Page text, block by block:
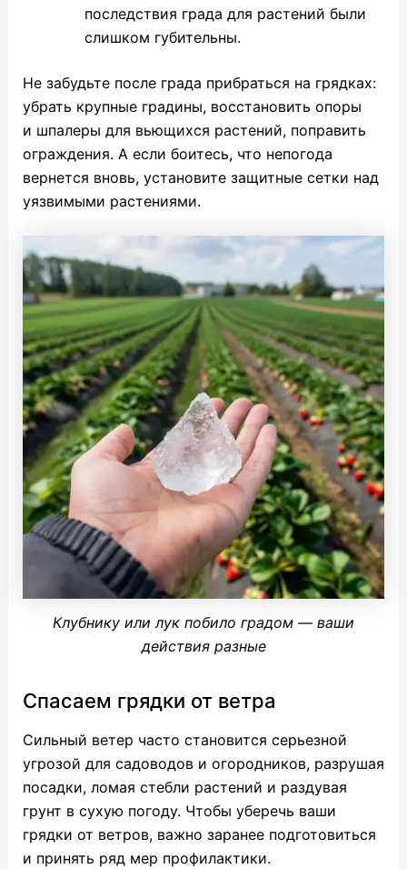
последствия града для растений были
слишком губительны.
Не забудьте после града прибраться на грядках:
убрать крупные градины, восстановить опоры
и шпалеры для вьющихся растений, поправить
ограждения. А если боитесь, что непогода
вернется вновь, установите защитные сетки над
уязвимыми растениями.
Клубнику или лук побило градом — ваши
действия разные
Спасаем грядки от ветра
Сильный ветер часто становится серьезной
угрозой для садоводов и огородников, разрушая
посадки, ломая стебли растений и раздувая
грунт в сухую погоду. Чтобы уберечь ваши
грядки от ветров, важно заранее подготовиться
и принять ряд мер профилактики.